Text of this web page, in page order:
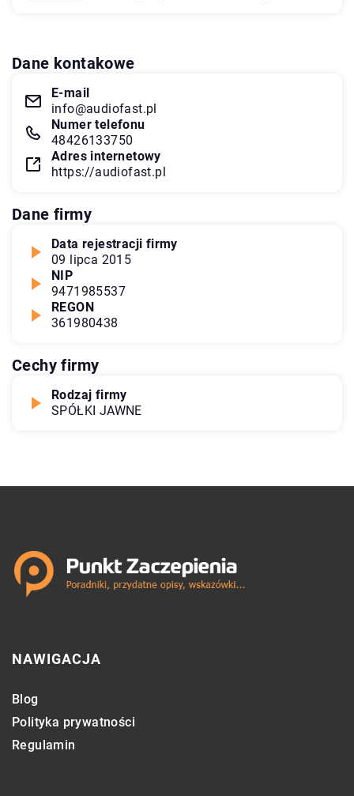
Dane kontakowe
E-mail
info@audiofast.pl
Numer telefonu
48426133750
Adres internetowy
https://audiofast.pl
Dane firmy
Data rejestracji firmy
09 lipca 2015
NIP
9471985537
REGON
361980438
Cechy firmy
Rodzaj firmy
SPÓŁKI JAWNE
NAWIGACJA
Blog
Polityka prywatności
Regulamin